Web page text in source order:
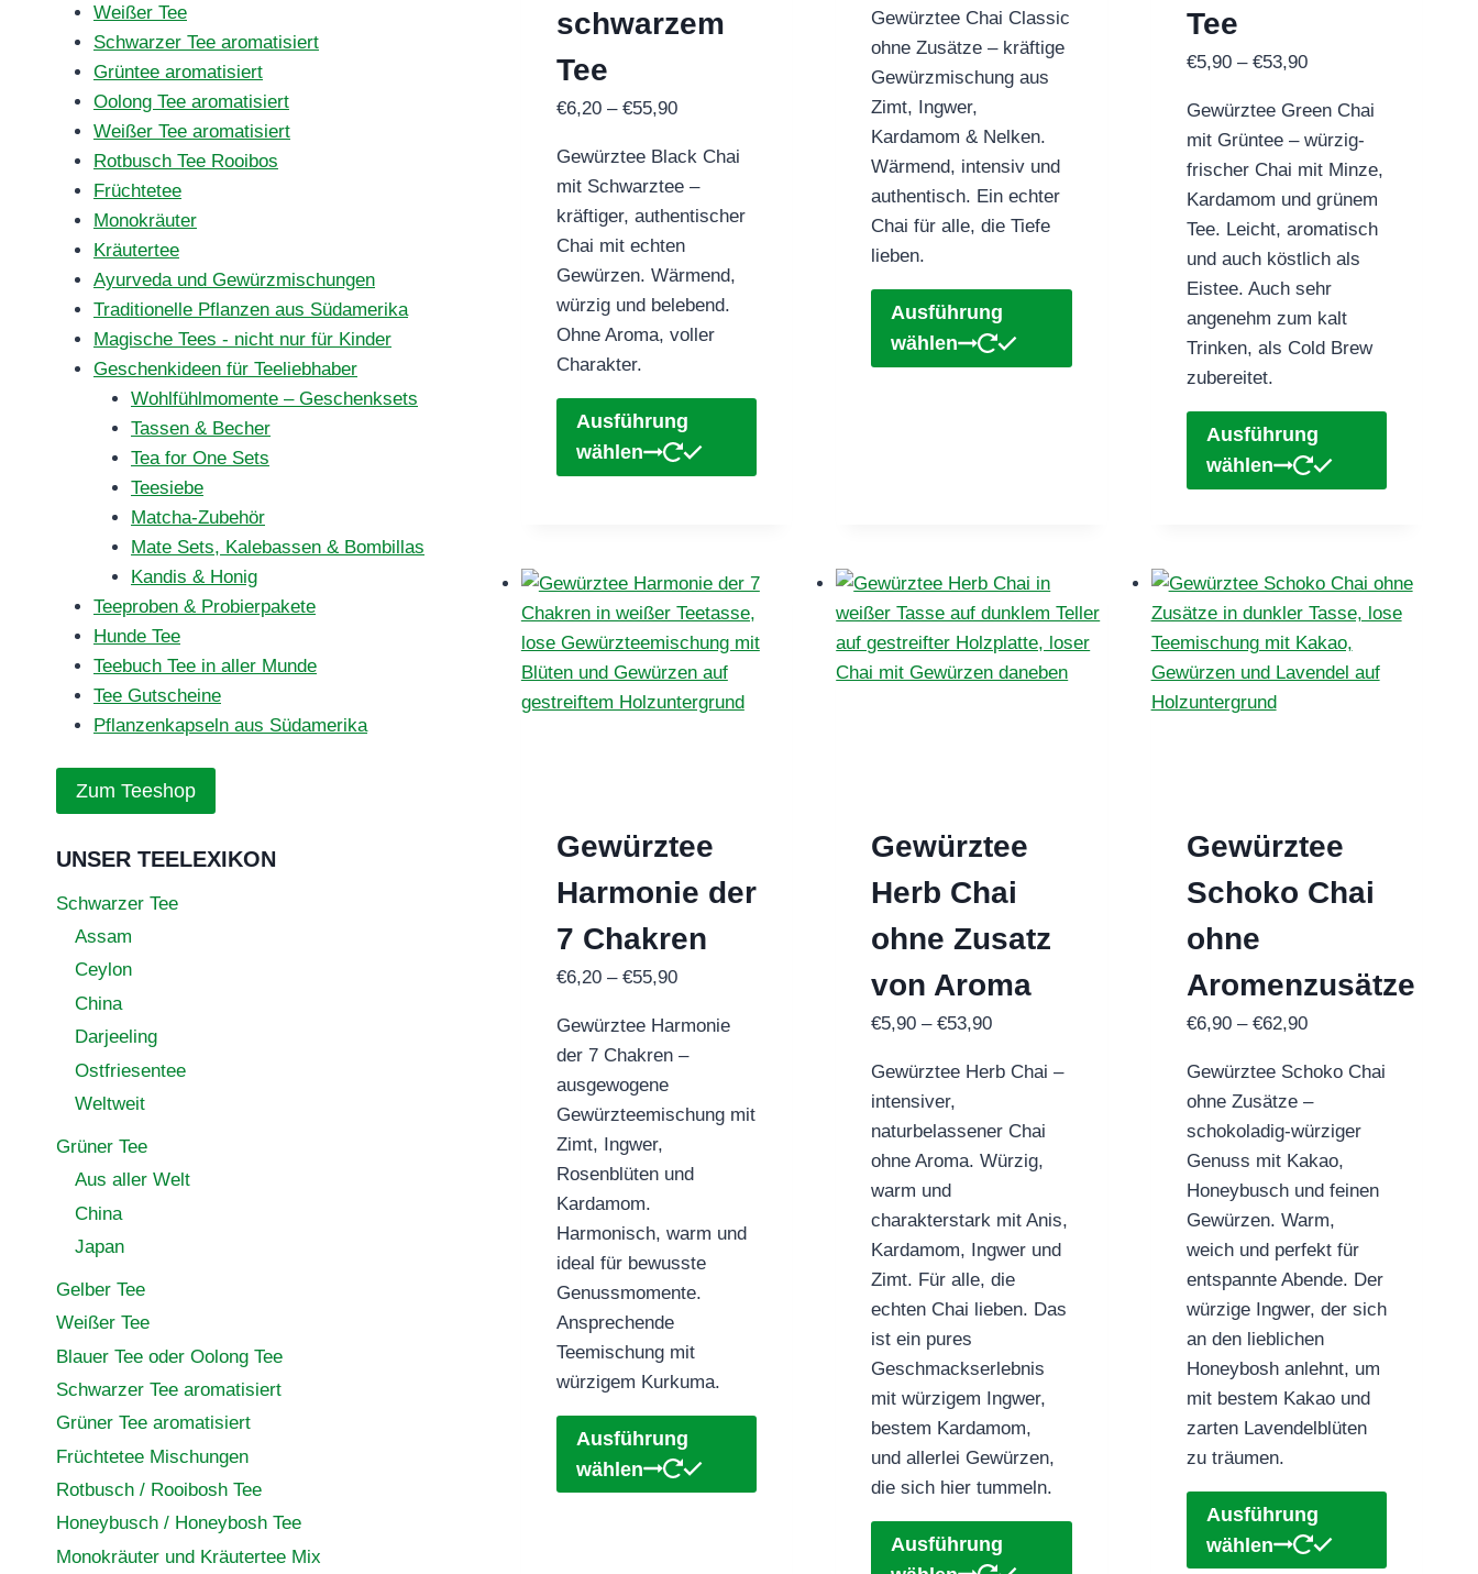
schwarzem
Tee
€6,20 – €55,90Preisspanne:
bis
€55,90
Gewürztee Black Chai
mit Schwarztee –
kräftiger, authentischer
Chai mit echten
Gewürzen. Wärmend,
würzig und belebend.
Ohne Aroma, voller
Charakter.
Ausführung
wählen
weist
Die
können
bis
€62,90
Gewürztee Chai Classic
ohne Zusätze – kräftige
Gewürzmischung aus
Zimt, Ingwer,
Kardamom & Nelken.
Wärmend, intensiv und
authentisch. Ein echter
Chai für alle, die Tiefe
lieben.
Ausführung
wählen
weist
Tee
€5,90 – €53,90Preisspanne:
bis
€53,90
Gewürztee Green Chai
mit Grüntee – würzig-
frischer Chai mit Minze,
Kardamom und grünem
Tee. Leicht, aromatisch
und auch köstlich als
Eistee. Auch sehr
angenehm zum kalt
Trinken, als Cold Brew
zubereitet.
Ausführung
wählen
weist
auf.
Gewürztee
Harmonie der
7 Chakren
€6,20 – €55,90Preisspanne:
bis
€55,90
Gewürztee Harmonie
der 7 Chakren –
ausgewogene
Gewürzteemischung mit
Zimt, Ingwer,
Rosenblüten und
Kardamom.
Harmonisch, warm und
ideal für bewusste
Genussmomente.
Ansprechende
Teemischung mit
würzigem Kurkuma.
Ausführung
wählen
weist
Gewürztee
Herb Chai
ohne Zusatz
von Aroma
€5,90 –€53,90Preisspanne:
bis
Gewürztee Herb Chai –
intensiver,
naturbelassener Chai
ohne Aroma. Würzig,
warm und
charakterstark mit Anis,
Kardamom, Ingwer und
Zimt. Für alle, die
echten Chai lieben. Das
ist ein pures
Geschmackserlebnis
mit würzigem Ingwer,
bestem Kardamom,
und allerlei Gewürzen,
die sich hier tummeln.
Ausführung
Gewürztee
Schoko Chai
ohne
Aromenzusätze
€6,90 – €62,90Preisspanne:
bis
€62,90
Gewürztee Schoko Chai
ohne Zusätze –
schokoladig-würziger
Genuss mit Kakao,
Honeybusch und feinen
Gewürzen. Warm,
weich und perfekt für
entspannte Abende. Der
würzige Ingwer, der sich
an den lieblichen
Honeybosh anlehnt, um
mit bestem Kakao und
zarten Lavendelblüten
zu träumen.
Ausführung
wählen
weist
Weißer Tee
Schwarzer Tee aromatisiert
Grüntee aromatisiert
Oolong Tee aromatisiert
Weißer Tee aromatisiert
Rotbusch Tee Rooibos
Früchtetee
Monokräuter
Kräutertee
Ayurveda und Gewürzmischungen
Traditionelle Pflanzen aus Südamerika
Magische Tees - nicht nur für Kinder
Geschenkideen für Teeliebhaber
Wohlfühlmomente – Geschenksets
Tassen & Becher
Tea for One Sets
Teesiebe
Matcha-Zubehör
Mate Sets, Kalebassen & Bombillas
Kandis & Honig
Teeproben & Probierpakete
Hunde Tee
Teebuch Tee in aller Munde
Tee Gutscheine
Pflanzenkapseln aus Südamerika
Zum Teeshop
UNSER TEELEXIKON
Schwarzer Tee
Assam
Ceylon
China
Darjeeling
Ostfriesentee
Weltweit
Grüner Tee
Aus aller Welt
China
Japan
Gelber Tee
Weißer Tee
Blauer Tee oder Oolong Tee
Schwarzer Tee aromatisiert
Grüner Tee aromatisiert
Früchtetee Mischungen
Rotbusch / Rooibosh Tee
Honeybusch / Honeybosh Tee
Monokräuter und Kräutertee Mix